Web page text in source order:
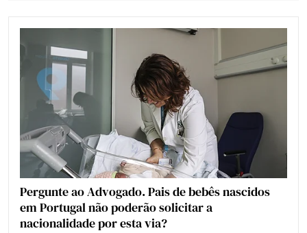
Pergunte ao Advogado. Pais de bebês nascidos
em Portugal não poderão solicitar a
nacionalidade por esta via?